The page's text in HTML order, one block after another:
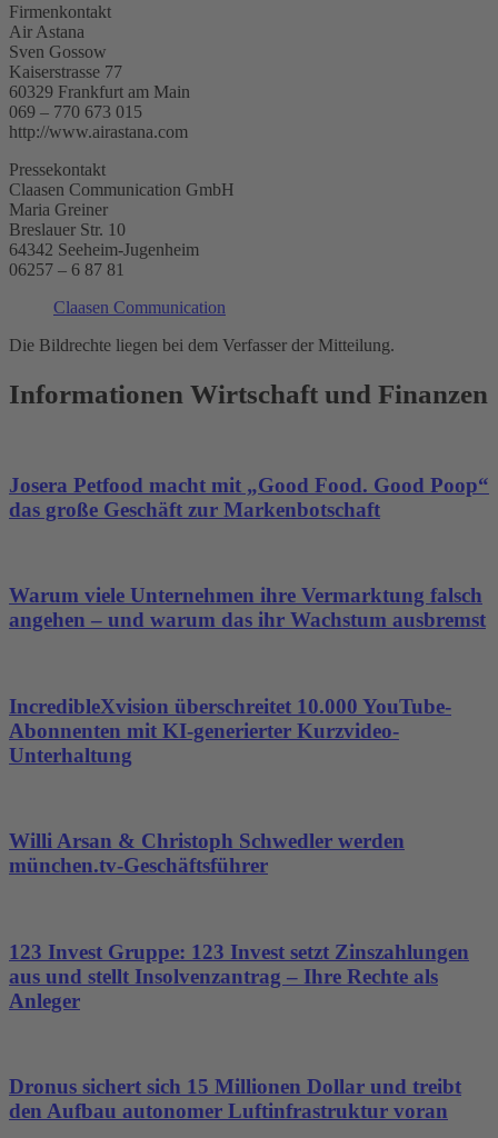
Firmenkontakt
Air Astana
Sven Gossow
Kaiserstrasse 77
60329 Frankfurt am Main
069 – 770 673 015
http://www.airastana.com
Pressekontakt
Claasen Communication GmbH
Maria Greiner
Breslauer Str. 10
64342 Seeheim-Jugenheim
06257 – 6 87 81
Claasen Communication
Die Bildrechte liegen bei dem Verfasser der Mitteilung.
Informationen Wirtschaft und Finanzen
Josera Petfood macht mit „Good Food. Good Poop“
das große Geschäft zur Markenbotschaft
Warum viele Unternehmen ihre Vermarktung falsch
angehen – und warum das ihr Wachstum ausbremst
IncredibleXvision überschreitet 10.000 YouTube-
Abonnenten mit KI-generierter Kurzvideo-
Unterhaltung
Willi Arsan & Christoph Schwedler werden
münchen.tv-Geschäftsführer
123 Invest Gruppe: 123 Invest setzt Zinszahlungen
aus und stellt Insolvenzantrag – Ihre Rechte als
Anleger
Dronus sichert sich 15 Millionen Dollar und treibt
den Aufbau autonomer Luftinfrastruktur voran